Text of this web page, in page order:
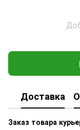
Доставка
Заказ товара